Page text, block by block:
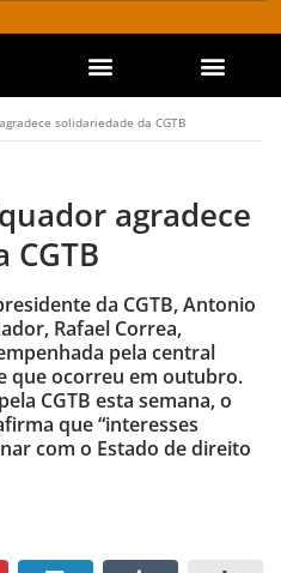
solidariedade da CGTB
agradece
da CGTB, Antonio
Rafael Correa,
pela central
que ocorreu em outubro.
CGTB esta semana, o
que “interesses
com o Estado de direito